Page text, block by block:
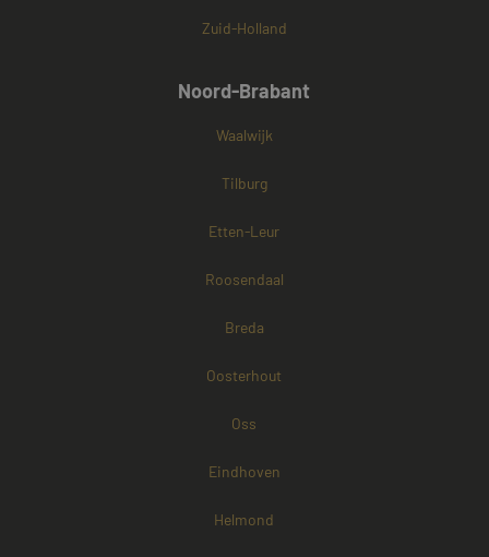
Zuid-Holland
Noord-Brabant
Waalwijk
Tilburg
Etten-Leur
Roosendaal
Breda
Oosterhout
Oss
Eindhoven
Helmond